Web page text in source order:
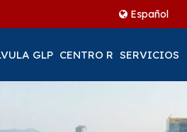
Español
GLP CENTRO R SERVICIOS